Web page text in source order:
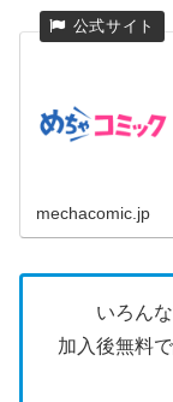
mechacomic.jp
いろん
加入後無料